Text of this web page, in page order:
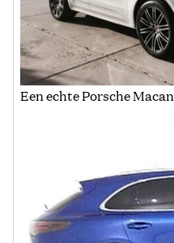
Een echte Porsche Macan